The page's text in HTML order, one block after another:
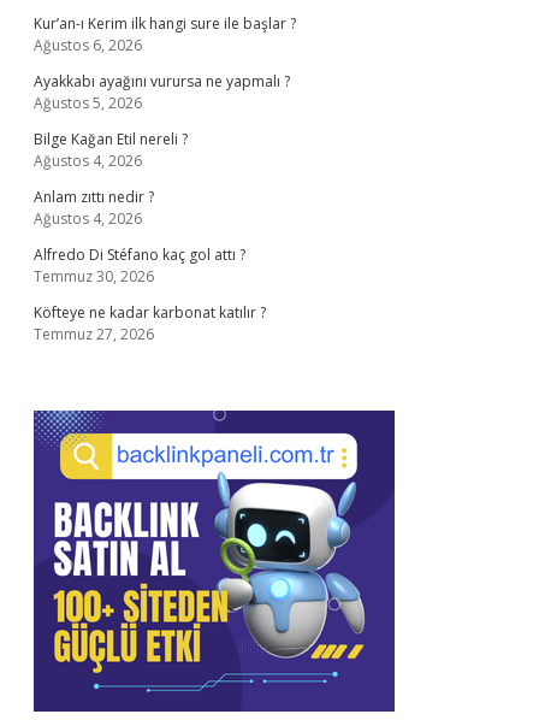
Kur’an-ı Kerim ilk hangi sure ile başlar ?
Ağustos 6, 2026
Ayakkabı ayağını vurursa ne yapmalı ?
Ağustos 5, 2026
Bilge Kağan Etil nereli ?
Ağustos 4, 2026
Anlam zıttı nedir ?
Ağustos 4, 2026
Alfredo Di Stéfano kaç gol attı ?
Temmuz 30, 2026
Köfteye ne kadar karbonat katılır ?
Temmuz 27, 2026